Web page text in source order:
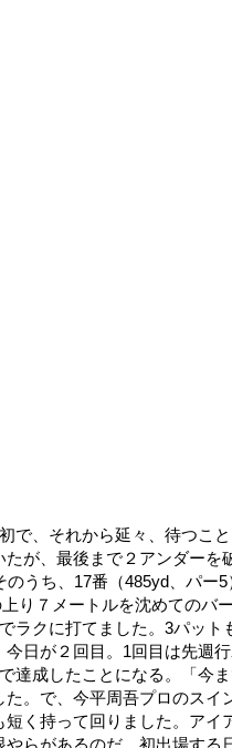
で、それから延々、待つこ
が、最後まで２アンダーを
うち、17番（485yd、パー5
り７メートルを沈めてのバ
ラクに打てました。3パット
日が２回目。1回目は先週
達成したことになる。「今
。で、今平周吾プロのスイ
く持って回りました。アイ
らがあるのだ。初出場する